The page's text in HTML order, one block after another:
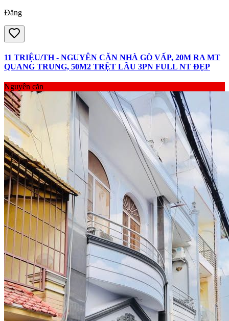
Đăng
11 TRIỆU/TH - NGUYÊN CĂN NHÀ GÒ VẤP, 20M RA MT
QUANG TRUNG, 50M2 TRỆT LẦU 3PN FULL NT ĐẸP
Nguyên căn